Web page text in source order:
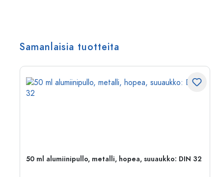
Samanlaisia tuotteita
50 ml alumiinipullo, metalli, hopea, suuaukko: DIN 32